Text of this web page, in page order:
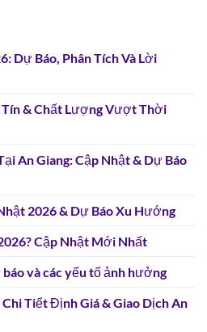
Dự Báo, Phân Tích Và Lời
Tín & Chất Lượng Vượt Thời
An Giang: Cập Nhật & Dự Báo
2026 & Dự Báo Xu Hướng
Cập Nhật Mới Nhất
và các yếu tố ảnh hưởng
Tiết Định Giá & Giao Dịch An